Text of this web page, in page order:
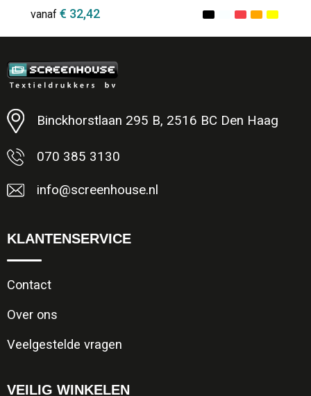
vanaf € 32,42
Minimale afname: 1
Binckhorstlaan 295 B, 2516 BC Den Haag
070 385 3130
info@screenhouse.nl
KLANTENSERVICE
Contact
Over ons
Veelgestelde vragen
VEILIG WINKELEN